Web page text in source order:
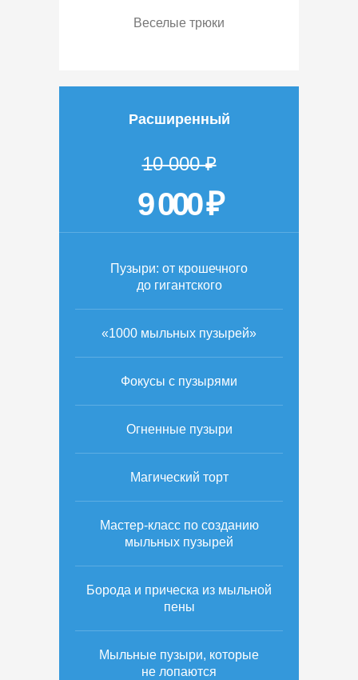
Веселые трюки
Расширенный
10 000 ₽
9 000 ₽
Пузыри: от крошечного
до гигантского
«1000 мыльных пузырей»
Фокусы с пузырями
Огненные пузыри
Магический торт
Мастер-класс по созданию
мыльных пузырей
Борода и прическа из мыльной
пены
Мыльные пузыри, которые
не лопаются